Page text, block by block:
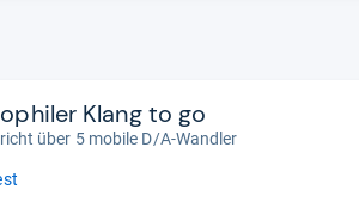
Klang to go
über 5 mobile D/A-Wandler